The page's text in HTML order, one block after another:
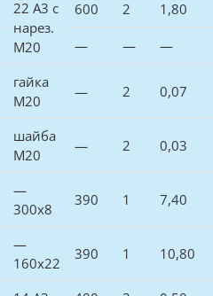
22 А3 с
нарез.
М20
600 2 1,80
— — —
гайка
М20
— 2 0,07
шайба
М20
— 2 0,03
—
300х8
390 1 7,40
—
160х22
390 1 10,80